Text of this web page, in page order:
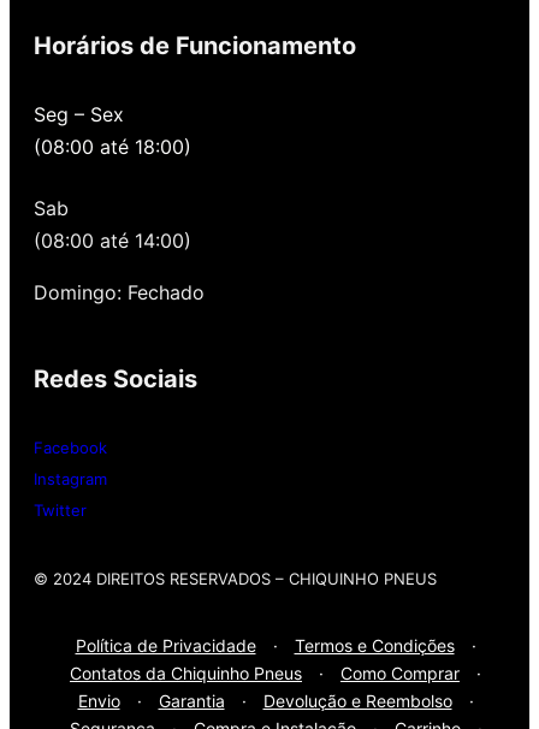
Europeu de qualidade!
Temos uma loja novinha, com os melhores
quando você precisa voltar para revisar,
nossa loja possui grande parceria com a
Whatsap: (11) 3588-4540
Horários de Funcionamento
Seg – Sex
(08:00 até 18:00)
Sab
(08:00 até 14:00)
Domingo: Fechado
Redes Sociais
Facebook
Instagram
Twitter
© 2024 DIREITOS RESERVADOS​ – CHIQUINHO PNEUS
Política de Privacidade · Termos e Condições
·
Contatos da Chiquinho Pneus
· Como Comprar
·
Envio
· Garantia · Devolução e Reembolso
·